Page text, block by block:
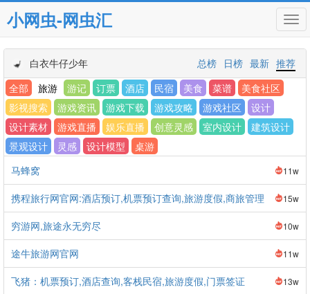
小网虫-网虫汇
白衣牛仔少年 推荐
最新
日榜
总榜
全部
旅游 游记 订票 酒店 民宿 美食 菜谱
美食社区
影视搜索
游戏资讯 游戏下载 游戏攻略 游戏社区
设计
设计素材
游戏直播 娱乐直播 创意灵感 室内设计
建筑设计
景观设计
灵感 设计模型
桌游
马蜂窝
11w
携程旅行网官网:酒店预订,机票预订查询,旅游度假,商旅管理 15w
穷游网,旅途永无穷尽 10w
途牛旅游网官网 11w
飞猪：机票预订,酒店查询,客栈民宿,旅游度假,门票签证 13w